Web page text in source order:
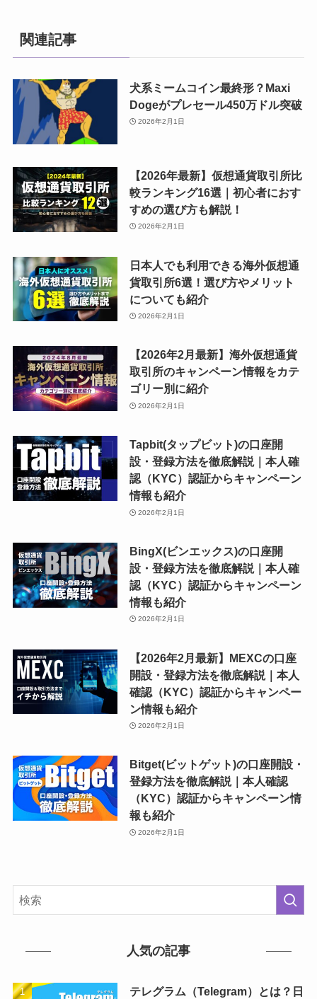
関連記事
犬系ミームコイン最終形？Maxi
Dogeがプレセール450万ドル突破
2026年2月1日
【2026年最新】仮想通貨取引所比
較ランキング16選｜初心者におす
すめの選び方も解説！
2026年2月1日
日本人でも利用できる海外仮想通
貨取引所6選！選び方やメリット
についても紹介
2026年2月1日
【2026年2月最新】海外仮想通貨
取引所のキャンペーン情報をカテ
ゴリー別に紹介
2026年2月1日
Tapbit(タップビット)の口座開
設・登録方法を徹底解説｜本人確
認（KYC）認証からキャンペーン
情報も紹介
2026年2月1日
BingX(ビンエックス)の口座開
設・登録方法を徹底解説｜本人確
認（KYC）認証からキャンペーン
情報も紹介
2026年2月1日
【2026年2月最新】MEXCの口座
開設・登録方法を徹底解説｜本人
確認（KYC）認証からキャンペー
ン情報も紹介
2026年2月1日
Bitget(ビットゲット)の口座開設・
登録方法を徹底解説｜本人確認
（KYC）認証からキャンペーン情
報も紹介
2026年2月1日
人気の記事
テレグラム（Telegram）とは？日